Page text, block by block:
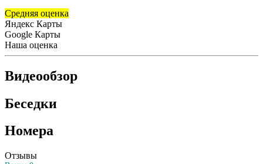
Средняя оценка
Яндекс Карты
Google Карты
Наша оценка
Видеообзор
Беседки
Номера
Отзывы